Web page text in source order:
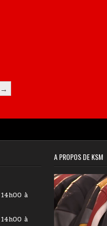
→
à
à
A PROPOS DE KSM
Lecteur
vidéo